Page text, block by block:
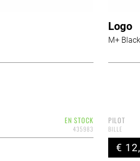
Logo
M+ Black
EN STOCK
435983
PILOT
BILLE
€